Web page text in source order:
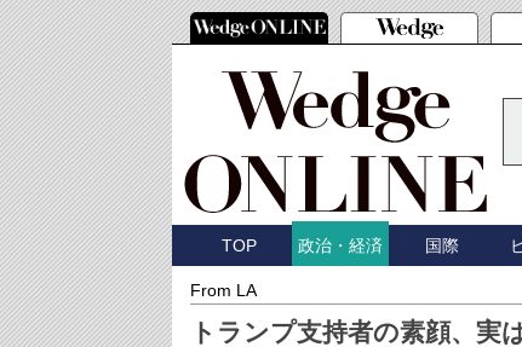
TOP 政治・経済 国際
From LA
トランプ支持者の素顔、実